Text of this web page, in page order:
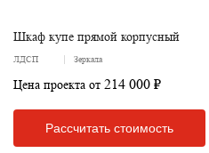
Шкаф купе прямой корпусный
ЛДСП Зеркала
Цена проекта от 214 000 ₽
Рассчитать стоимость